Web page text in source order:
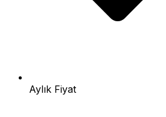
Aylık Fiyat